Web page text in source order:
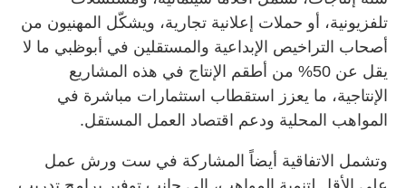
تلفزيونية، أو حملات إعلانية تجارية، ويشكّل المهنيون من
أصحاب التراخيص الإبداعية والمستقلين في أبوظبي ما لا
يقل عن 50% من أطقم الإنتاج في هذه المشاريع
الإنتاجية، ما يعزز استقطاب استثمارات مباشرة في
المواهب المحلية ودعم اقتصاد العمل المستقل.
وتشمل الاتفاقية أيضاً المشاركة في ست ورش عمل